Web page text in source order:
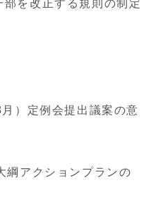
部を改正する規則の制定
）定例会提出議案の意
綱アクションプランの